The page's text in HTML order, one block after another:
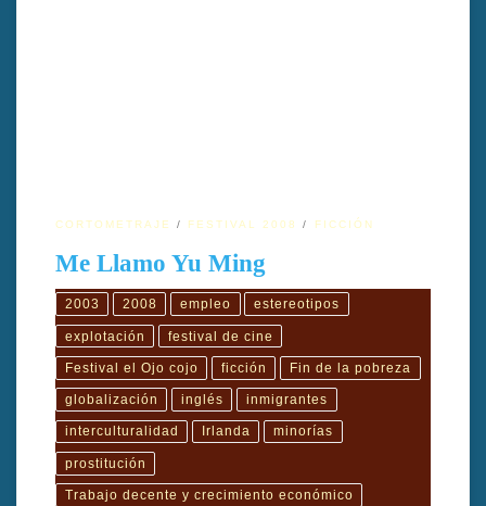
CORTOMETRAJE FESTIVAL 2008 FICCIÓN
Me Llamo Yu Ming
2003 2008 empleo estereotipos
explotación festival de cine
Festival el Ojo cojo ficción Fin de la pobreza
globalización inglés inmigrantes
interculturalidad Irlanda minorías
prostitución
Trabajo decente y crecimiento económico